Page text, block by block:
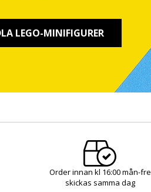
LEGO-MINIFIGURER
Order innan kl 16:00 mån-fre
skickas samma dag